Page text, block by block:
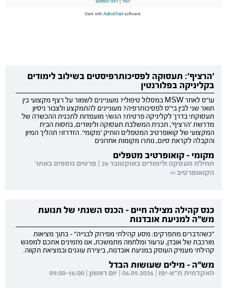
'הרציף': תעסוקה לפסיכותרפיסטים בשילוב לימודים
בקליניקה בפלורנטין
עו"ס לאחר MSW במסלול טיפולי? מעוניינים לשמור על רצף מקצועי בין
תואר שני לבין בי"ס לפסיכותרפיה? מעוניינים להתמקצע ולצבור ניסיון
תעסוקתי בדרך לקליניקה פרטית? הגש/י מועמדות לתכנית ההכשרה של
מדרשת 'הרציף', תכנית המשלבת תעסוקה ולימודים, בחסות הבית
המקצועי של קואופרטיב המטפלים הותיק 'מקומי'. הזדרזו! תהליך המיון
והקבלה לקראת סיום, נותרו מקומות אחרונים
מקומי - קואופרטיב מטפלים
תחילת העסקה ולימודים באוקטובר 26 | פרטים נוספים באתר
הקואופרטיב >>
כנס קהילה מצילה חיים - הכנס השנתי של תנועת
מש"ה למניעת אובדנות
"כשהדברים מתפרקים: מסע קהילתי מפירוק לבנייה" - בתוך מציאות
מורכבת של אובדן, ערעור ומלחמה מתמשכת, אנו מזמינים אתכם למפגש
קהילתי מעמיק העוסק במניעת אובדנות, ביצירת עוגנים ובמציאת תקווה.
מש"ה - מילים שעושות הבדל
האקדמית ת"א-יפו | 06.09.2026 | יום ראשון | 09:00-16:00